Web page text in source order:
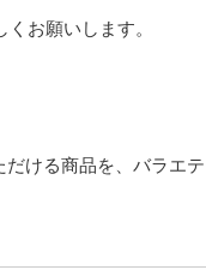
お願いします。
ける商品を、バラエテ